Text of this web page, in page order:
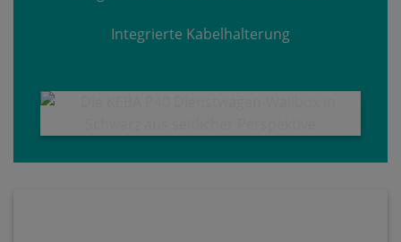
Integrierte Kabelhalterung